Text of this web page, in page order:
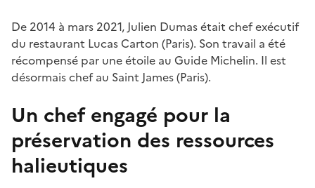
De 2014 à mars 2021, Julien Dumas était chef exécutif
du restaurant Lucas Carton (Paris). Son travail a été
récompensé par une étoile au Guide Michelin. Il est
désormais chef au Saint James (Paris).
Un chef engagé pour la
préservation des ressources
halieutiques